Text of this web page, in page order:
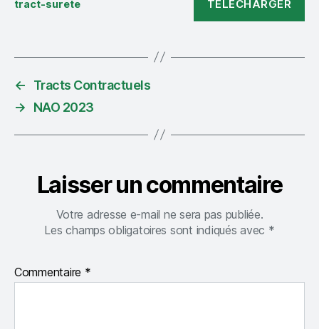
tract-surete TÉLÉCHARGER
←
Tracts Contractuels
→
NAO 2023
Laisser un commentaire
Votre adresse e-mail ne sera pas publiée.
Les champs obligatoires sont indiqués avec *
Commentaire *